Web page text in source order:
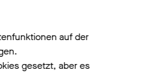
1. Rang
auf der
gesetzt, aber es